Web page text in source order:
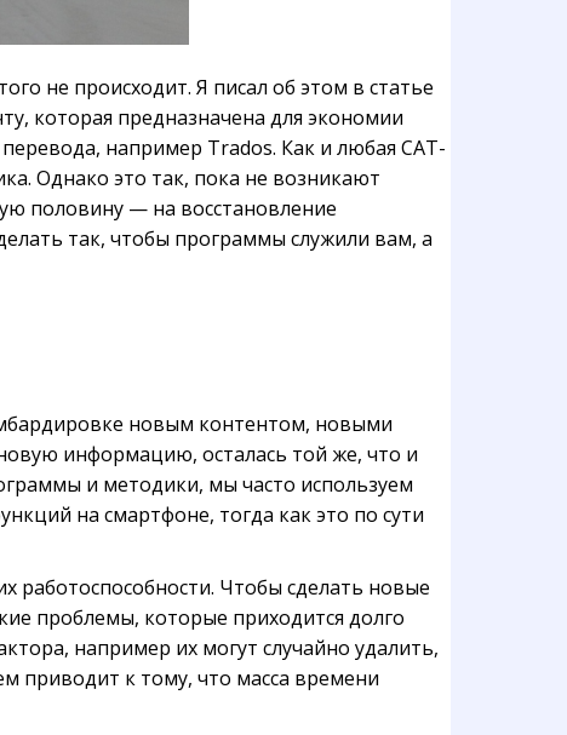
не происходит. Я писал об этом в статье
которая предназначена для экономии
например Trados. Как и любая CAT-
Однако это так, пока не возникают
половину — на восстановление
так, чтобы программы служили вам, а
новым контентом, новыми
информацию, осталась той же, что и
и методики, мы часто используем
на смартфоне, тогда как это по сути
работоспособности. Чтобы сделать новые
проблемы, которые приходится долго
например их могут случайно удалить,
приводит к тому, что масса времени